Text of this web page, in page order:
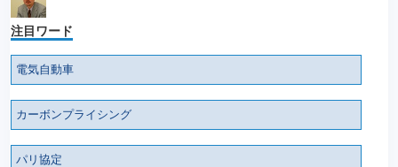
注目ワード
電気自動車
カーボンプライシング
パリ協定